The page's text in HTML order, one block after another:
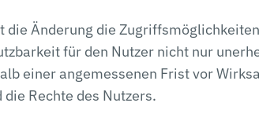
die Änderung die
für den Nutzer nicht nur
einer angemessenen Frist vor
die Rechte des Nutzers.